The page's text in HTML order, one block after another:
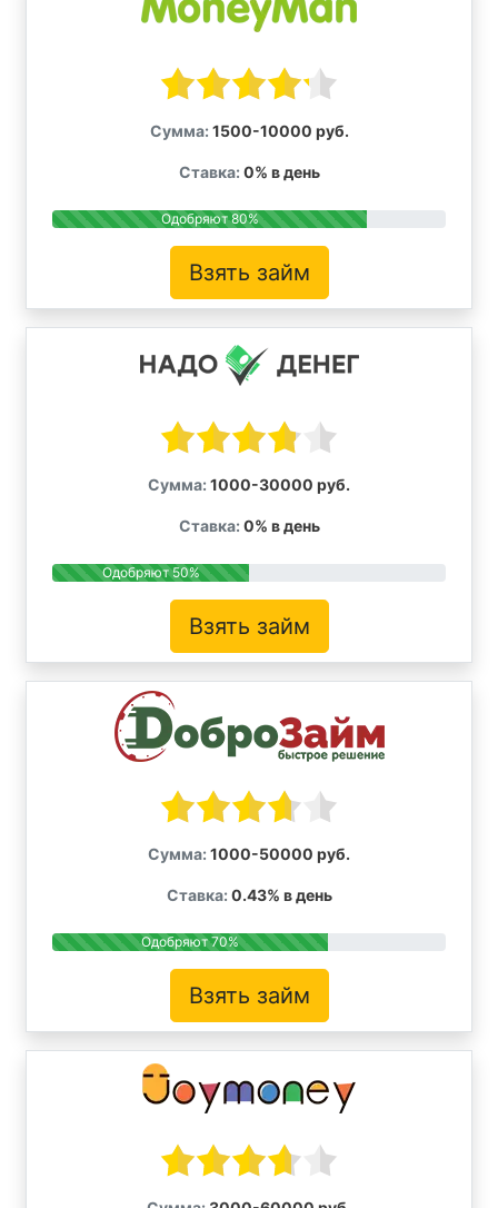
Сумма: 1500-10000 руб.
Ставка: 0% в день
Одобряют 80%
Взять займ
Сумма: 1000-30000 руб.
Ставка: 0% в день
Одобряют 50%
Взять займ
Сумма: 1000-50000 руб.
Ставка: 0.43% в день
Одобряют 70%
Взять займ